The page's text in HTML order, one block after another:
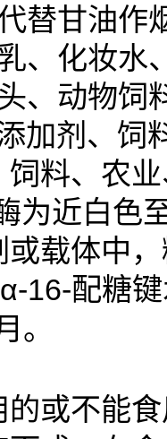
替甘油作
、化妆水
、动物饲
加剂、饲
料、农
近白色至
载体中
16-配糖
。
或不能